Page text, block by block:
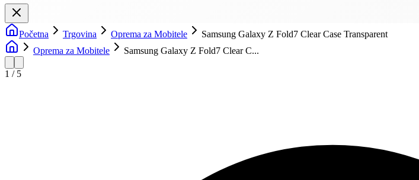
Početna Trgovina Oprema za Mobitele
Samsung Galaxy Z Fold7 Clear Case Transparent
Oprema za Mobitele
Samsung Galaxy Z Fold7 Clear C...
1 / 5